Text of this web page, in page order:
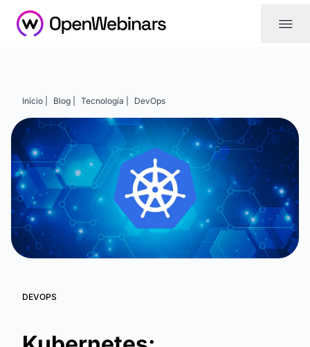
|||
Inicio | Blog | Tecnología | DevOps
DEVOPS